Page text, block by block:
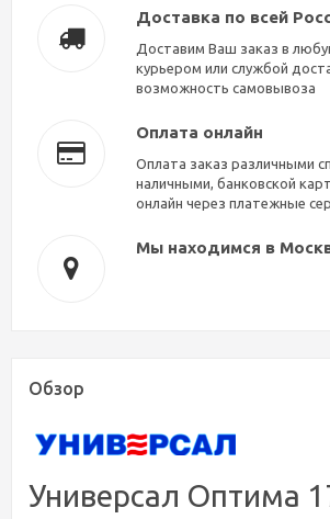
Доставка по всей
Доставим Ваш заказ в
курьером или службой
возможность самовывоза
Оплата онлайн
Оплата заказ различными
наличными, банковской
онлайн через платежные
Мы находимся в
Обзор
Универсал Оптима